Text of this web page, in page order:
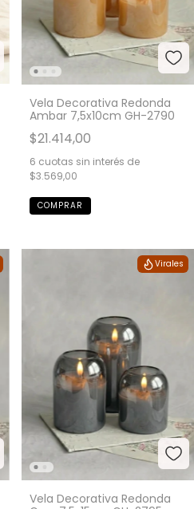
Vela Decorativa Redonda
Ambar 7,5x10cm GH-2790
$21.414,00
6 cuotas sin interés de
$3.569,00
Virales
Vela Decorativa Redonda